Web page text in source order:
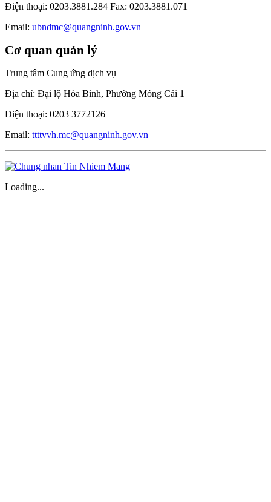
Điện thoại: 0203.3881.284 Fax: 0203.3881.071
Email: ubndmc@quangninh.gov.vn
Cơ quan quản lý
Trung tâm Cung ứng dịch vụ
Địa chỉ: Đại lộ Hòa Bình, Phường Móng Cái 1
Điện thoại: 0203 3772126
Email: ttttvvh.mc@quangninh.gov.vn
Loading...